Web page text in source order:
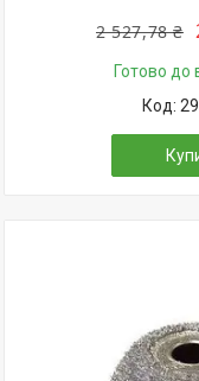
2 527,78 ₴
Готово до